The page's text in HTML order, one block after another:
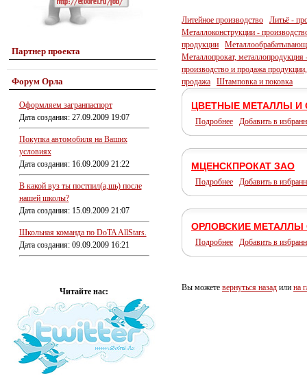
Партнер проекта
Форум Орла
Оформляем загранпаспорт
Дата создания: 27.09.2009 19:07
Покупка автомобиля на Ваших
условиях
Дата создания: 16.09.2009 21:22
В какой вуз ты постпил(а,шь) после
нашей школы?
Дата создания: 15.09.2009 21:07
Школьная команда по DoTA AllStars.
Дата создания: 09.09.2009 16:21
Читайте нас:
Литейное производство
Литьё -
Металлоконструкции -
продукции
Металлопрокат, металлопродукция
производство и продажа
продажа
Штамповка и поковка
ЦВЕТНЫЕ МЕТАЛЛЫ И
Подробнее Добавить в
МЦЕНСКПРОКАТ ЗАО
Подробнее Добавить в
ОРЛОВСКИЕ МЕТАЛЛЫ
Подробнее Добавить в
Вы можете вернуться назад или на